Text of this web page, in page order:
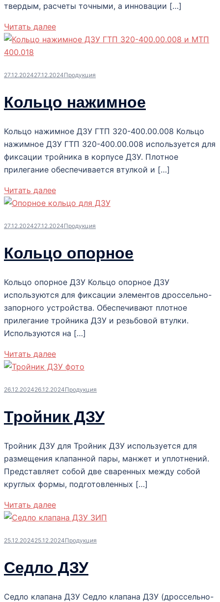
твердым, расчеты точными, а инновации […]
Читать далее
27.12.202427.12.2024Продукция
Кольцо нажимное
Кольцо нажимное ДЗУ ГТП 320-400.00.008 Кольцо
нажимное ДЗУ ГТП 320-400.00.008 используется для
фиксации тройника в корпусе ДЗУ. Плотное
прилегание обеспечивается втулкой и […]
Читать далее
27.12.202427.12.2024Продукция
Кольцо опорное
Кольцо опорное ДЗУ Кольцо опорное ДЗУ
используются для фиксации элементов дроссельно-
запорного устройства. Обеспечивают плотное
прилегание тройника ДЗУ и резьбовой втулки.
Используются на […]
Читать далее
26.12.202426.12.2024Продукция
Тройник ДЗУ
Тройник ДЗУ для Тройник ДЗУ используется для
размещения клапанной пары, манжет и уплотнений.
Представляет собой две сваренных между собой
круглых формы, подготовленных […]
Читать далее
25.12.202425.12.2024Продукция
Седло ДЗУ
Седло клапана ДЗУ Седло клапана ДЗУ (дроссельно-